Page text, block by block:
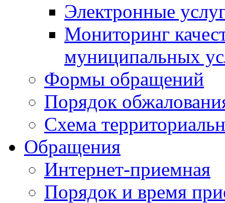
Электронные
Мониторинг
муниципальных
Формы обращений
Порядок
Схема
Обращения
Интернет-приемная
Порядок и время